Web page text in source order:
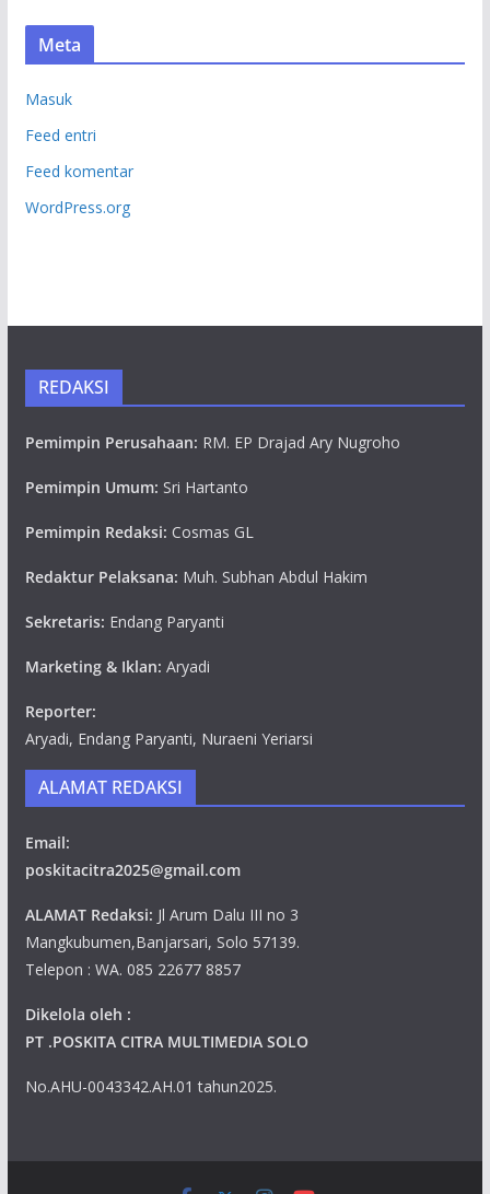
Meta
Masuk
Feed entri
Feed komentar
WordPress.org
REDAKSI
Pemimpin Perusahaan: RM. EP Drajad Ary Nugroho
Pemimpin Umum: Sri Hartanto
Pemimpin Redaksi: Cosmas GL
Redaktur Pelaksana: Muh. Subhan Abdul Hakim
Sekretaris: Endang Paryanti
Marketing & Iklan: Aryadi
Reporter:
Aryadi, Endang Paryanti, Nuraeni Yeriarsi
ALAMAT REDAKSI
Email:
poskitacitra2025@gmail.com
ALAMAT Redaksi: Jl Arum Dalu III no 3
Mangkubumen,Banjarsari, Solo 57139.
Telepon : WA. 085 22677 8857
Dikelola oleh :
PT .POSKITA CITRA MULTIMEDIA SOLO
No.AHU-0043342.AH.01 tahun2025.